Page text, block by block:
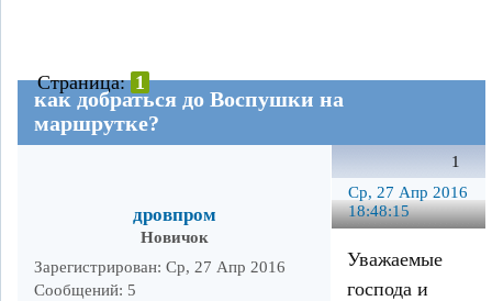
как добраться до Воспушки на
маршрутке?
Страница: 1
1
Ср, 27 Апр 2016
18:48:15
дровпром
Новичок
Зарегистрирован: Ср, 27 Апр 2016
Сообщений: 5
Уважаемые
господа и